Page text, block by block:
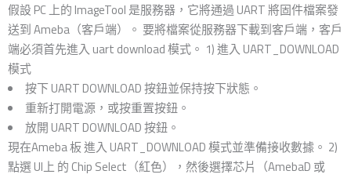
假設 PC 上的 ImageTool 是服務器，它將通過 UART 將固件檔案發
送到 Ameba（客戶端）。 要將檔案從服務器下載到客戶端，客戶
端必須首先進入 uart download 模式。 1) 進入 UART_DOWNLOAD
模式
按下 UART DOWNLOAD 按鈕並保持按下狀態。
重新打開電源，或按重置按鈕。
放開 UART DOWNLOAD 按鈕。
現在Ameba 板 進入 UART_DOWNLOAD 模式並準備接收數據。 2)
點選 UI上 的 Chip Select（紅色），然後選擇芯片（AmebaD 或